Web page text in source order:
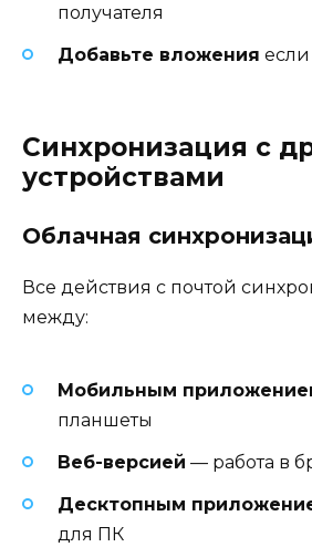
получателя
Добавьте вложения если
Синхронизация с
устройствами
Облачная
Все действия с почтой
между:
Мобильным
планшеты
Веб-версией — работа в
Десктопным
для ПК